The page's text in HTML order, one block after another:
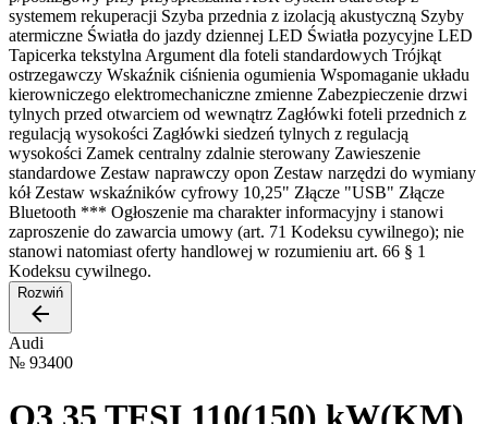
systemem rekuperacji Szyba przednia z izolacją akustyczną Szyby
atermiczne Światła do jazdy dziennej LED Światła pozycyjne LED
Tapicerka tekstylna Argument dla foteli standardowych Trójkąt
ostrzegawczy Wskaźnik ciśnienia ogumienia Wspomaganie układu
kierowniczego elektromechaniczne zmienne Zabezpieczenie drzwi
tylnych przed otwarciem od wewnątrz Zagłówki foteli przednich z
regulacją wysokości Zagłówki siedzeń tylnych z regulacją
wysokości Zamek centralny zdalnie sterowany Zawieszenie
standardowe Zestaw naprawczy opon Zestaw narzędzi do wymiany
kół Zestaw wskaźników cyfrowy 10,25" Złącze "USB" Złącze
Bluetooth *** Ogłoszenie ma charakter informacyjny i stanowi
zaproszenie do zawarcia umowy (art. 71 Kodeksu cywilnego); nie
stanowi natomiast oferty handlowej w rozumieniu art. 66 § 1
Kodeksu cywilnego.
Rozwiń
Audi
№ 93400
Q3 35 TFSI 110(150) kW(KM)